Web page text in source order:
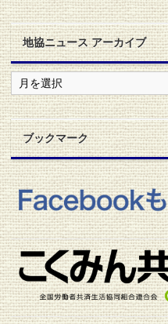
地協ニュース アーカイブ
地
協
ニ
ュ
ー
ス
ア
ー
カ
イ
ブ
ブックマーク